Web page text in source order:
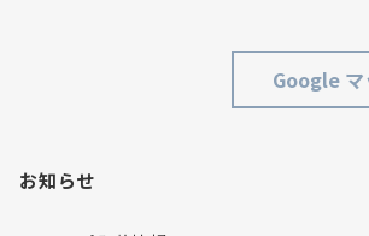
Google マ
お知らせ